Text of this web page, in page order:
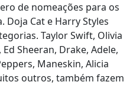
de nomeações para os
Doja Cat e Harry Styles
Taylor Swift, Olivia
Sheeran, Drake, Adele,
Maneskin, Alicia
outros, também fazem